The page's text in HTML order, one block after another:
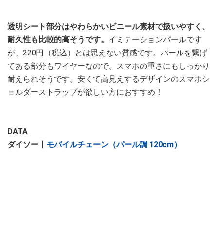
透明シート部分はやわらかいビニール素材で扱いやすく、
耐久性も比較的高そうです。 イミテーションパールです
が、220円（税込）とは思えない質感です。パールを繋げ
てある部分もワイヤーなので、スマホの重さにもしっかり
耐えられそうです。安くて高見えするデザインのスマホシ
ョルダーストラップが欲しい方におすすめ！
DATA
ダイソー┃ モバイルチェーン（パール調 120cm）